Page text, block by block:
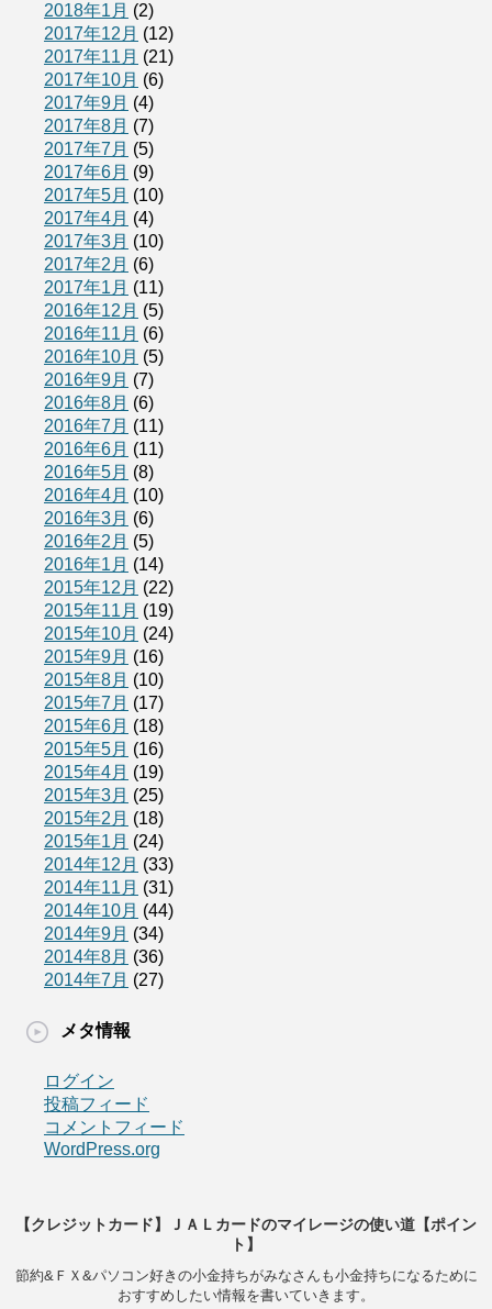
2018年1月 (2)
2017年12月 (12)
2017年11月 (21)
2017年10月 (6)
2017年9月 (4)
2017年8月 (7)
2017年7月 (5)
2017年6月 (9)
2017年5月 (10)
2017年4月 (4)
2017年3月 (10)
2017年2月 (6)
2017年1月 (11)
2016年12月 (5)
2016年11月 (6)
2016年10月 (5)
2016年9月 (7)
2016年8月 (6)
2016年7月 (11)
2016年6月 (11)
2016年5月 (8)
2016年4月 (10)
2016年3月 (6)
2016年2月 (5)
2016年1月 (14)
2015年12月 (22)
2015年11月 (19)
2015年10月 (24)
2015年9月 (16)
2015年8月 (10)
2015年7月 (17)
2015年6月 (18)
2015年5月 (16)
2015年4月 (19)
2015年3月 (25)
2015年2月 (18)
2015年1月 (24)
2014年12月 (33)
2014年11月 (31)
2014年10月 (44)
2014年9月 (34)
2014年8月 (36)
2014年7月 (27)
メタ情報
ログイン
投稿フィード
コメントフィード
WordPress.org
【クレジットカード】ＪＡＬカードのマイレージの使い道【ポイン
ト】
節約&ＦＸ&パソコン好きの小金持ちがみなさんも小金持ちになるために
おすすめしたい情報を書いていきます。